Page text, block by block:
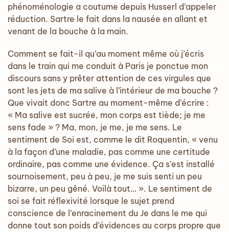
phénoménologie a coutume depuis Husserl d’appeler
réduction. Sartre le fait dans la nausée en allant et
venant de la bouche à la main.
Comment se fait-il qu’au moment même où j’écris
dans le train qui me conduit à Paris je ponctue mon
discours sans y prêter attention de ces virgules que
sont les jets de ma salive à l’intérieur de ma bouche ?
Que vivait donc Sartre au moment-même d’écrire :
« Ma salive est sucrée, mon corps est tiède; je me
sens fade » ? Ma, mon, je me, je me sens. Le
sentiment de Soi est, comme le dit Roquentin, « venu
à la façon d’une maladie, pas comme une certitude
ordinaire, pas comme une évidence. Ça s’est installé
sournoisement, peu à peu, je me suis senti un peu
bizarre, un peu gêné. Voilà tout… ». Le sentiment de
soi se fait réflexivité lorsque le sujet prend
conscience de l’enracinement du Je dans le me qui
donne tout son poids d’évidences au corps propre que